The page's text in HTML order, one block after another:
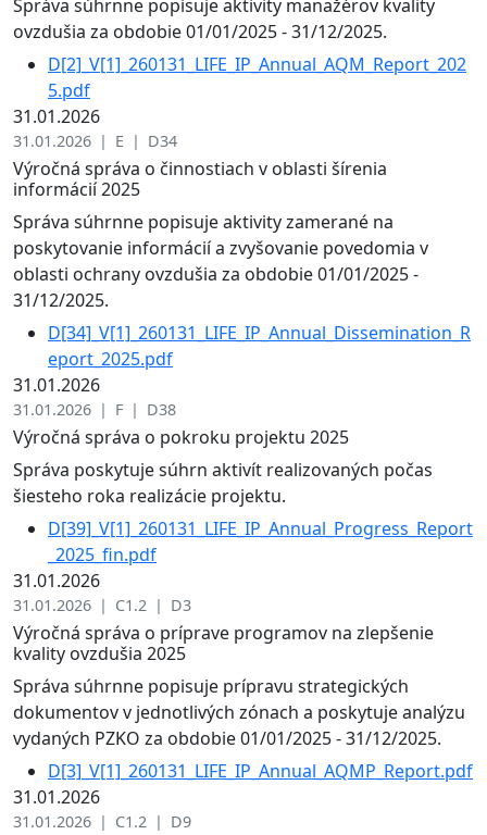
Správa súhrnne popisuje aktivity manažérov kvality
ovzdušia za obdobie 01/01/2025 - 31/12/2025.
D[2]_V[1]_260131_LIFE_IP_Annual_AQM_Report_202
5.pdf
31.01.2026
31.01.2026 | E | D34
Výročná správa o činnostiach v oblasti šírenia
informácií 2025
Správa súhrnne popisuje aktivity zamerané na
poskytovanie informácií a zvyšovanie povedomia v
oblasti ochrany ovzdušia za obdobie 01/01/2025 -
31/12/2025.
D[34]_V[1]_260131_LIFE_IP_Annual_Dissemination_R
eport_2025.pdf
31.01.2026
31.01.2026 | F | D38
Výročná správa o pokroku projektu 2025
Správa poskytuje súhrn aktivít realizovaných počas
šiesteho roka realizácie projektu.
D[39]_V[1]_260131_LIFE_IP_Annual_Progress_Report
_2025_fin.pdf
31.01.2026
31.01.2026 | C1.2 | D3
Výročná správa o príprave programov na zlepšenie
kvality ovzdušia 2025
Správa súhrnne popisuje prípravu strategických
dokumentov v jednotlivých zónach a poskytuje analýzu
vydaných PZKO za obdobie 01/01/2025 - 31/12/2025.
D[3]_V[1]_260131_LIFE_IP_Annual_AQMP_Report.pdf
31.01.2026
31.01.2026 | C1.2 | D9